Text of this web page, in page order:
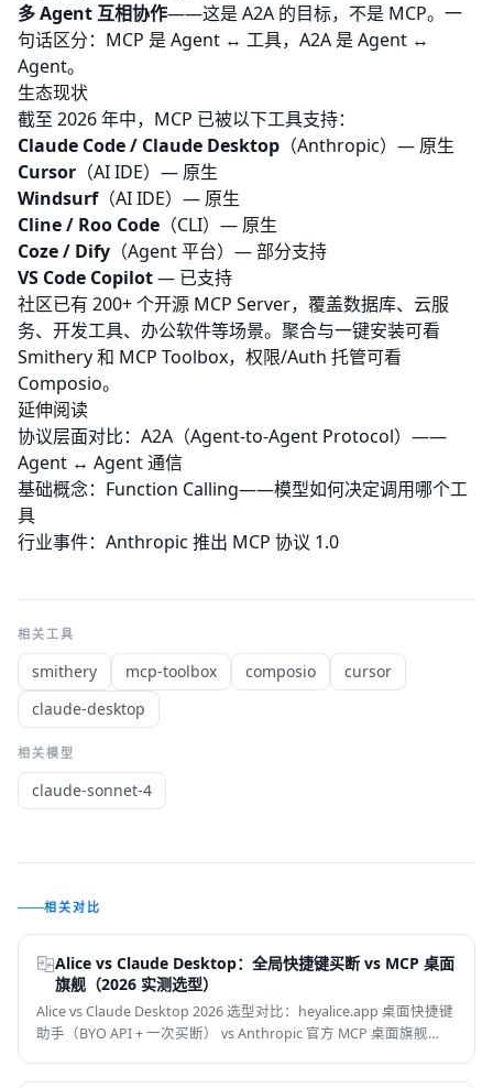
多 Agent 互相协作——这是 A2A 的目标，不是 MCP。一
句话区分：MCP 是 Agent ↔ 工具，A2A 是 Agent ↔
Agent。
生态现状
截至 2026 年中，MCP 已被以下工具支持：
Claude Code / Claude Desktop （Anthropic）— 原生
Cursor （AI IDE）— 原生
Windsurf（AI IDE）— 原生
Cline / Roo Code （CLI）— 原生
Coze / Dify （Agent 平台）— 部分支持
VS Code Copilot— 已支持
社区已有 200+ 个开源 MCP Server，覆盖数据库、云服
务、开发工具、办公软件等场景。聚合与一键安装可看
Smithery和 MCP Toolbox，权限/Auth 托管可看
Composio。
延伸阅读
协议层面对比： A2A（Agent-to-Agent Protocol） ——
Agent ↔ Agent 通信
基础概念： Function Calling——模型如何决定调用哪个工
具
行业事件： Anthropic 推出 MCP 协议 1.0
相关工具
smithery mcp-toolbox composio
cursor
claude-desktop
相关模型
claude-sonnet-4
相关对比
Alice vs Claude Desktop：全局快捷键买断 vs MCP 桌面
旗舰（2026 实测选型）
Alice vs Claude Desktop 2026 选型对比：heyalice.app 桌面快捷键
助手（BYO API + 一次买断） vs Anthropic 官方 MCP 桌面旗舰
格、国内可用性 6 个维度帮你选对桌面 AI Agent。